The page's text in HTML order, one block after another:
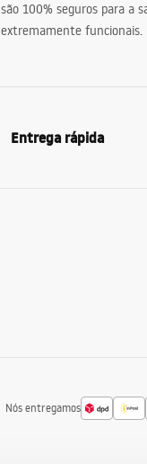
são 100% seguros para a
extremamente funcionais.
Entrega rápida
Nós entregamos